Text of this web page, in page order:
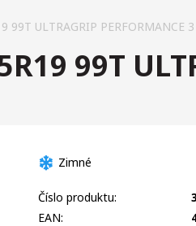
99T ULTRAGRIP PERFORMANCE 3
99T
Zimné
Číslo produktu:
EAN: